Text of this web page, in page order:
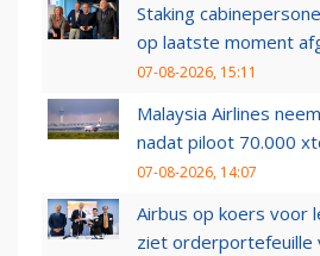
Staking
op laatste moment
07-08-2026, 15:11
Malaysia Airlines
nadat piloot 70.000
07-08-2026, 14:07
Airbus op koers voor
ziet orderportefeuille